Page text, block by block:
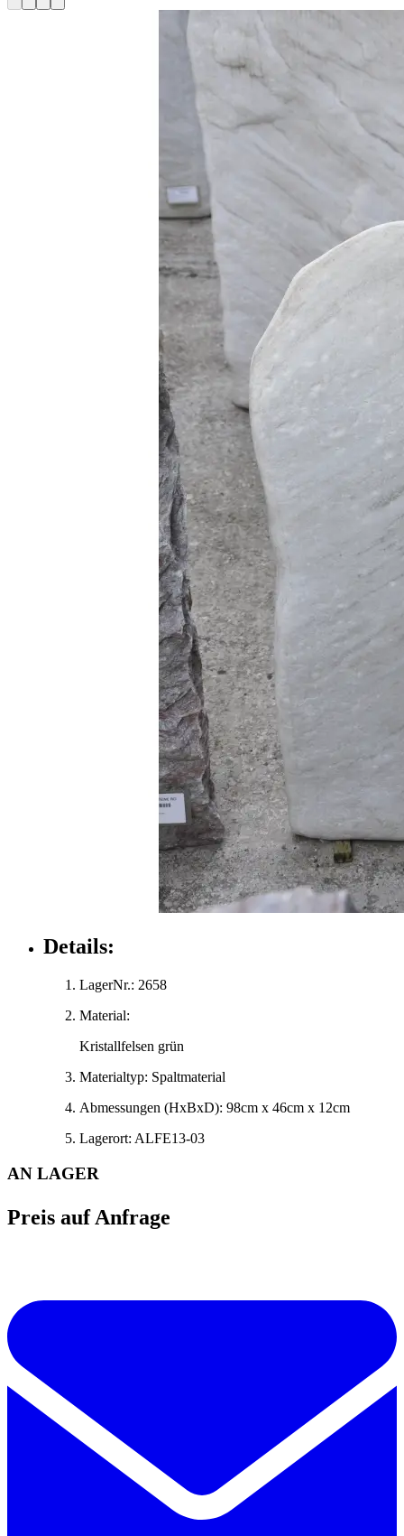
Details:
LagerNr.: 2658
Material:
Kristallfelsen grün
Materialtyp: Spaltmaterial
Abmessungen (HxBxD): 98cm x 46cm x 12cm
Lagerort: ALFE13-03
AN LAGER
Preis auf Anfrage